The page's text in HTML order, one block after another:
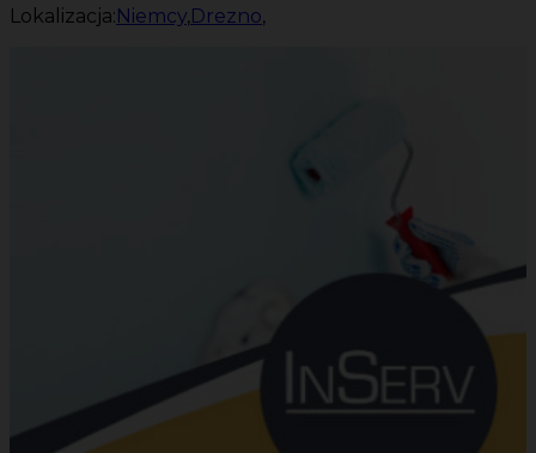
Lokalizacja:Niemcy,Drezno,